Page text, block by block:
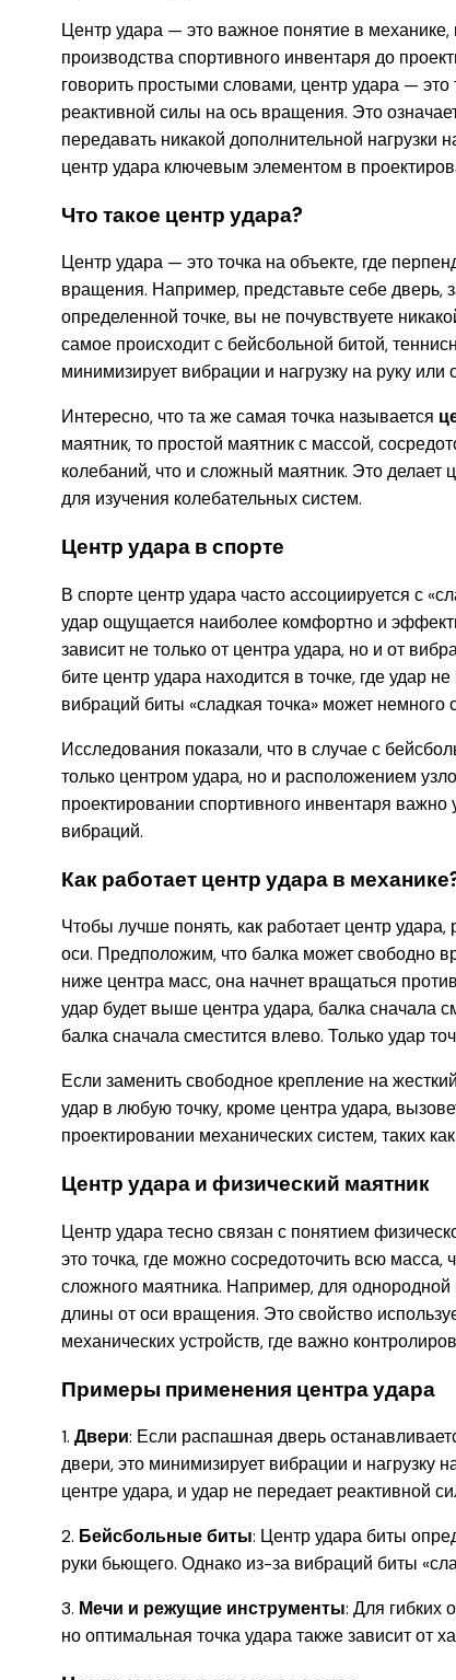
Центр удара — это важное понятие в
производства спортивного инвентаря до
говорить простыми словами, центр удара —
реактивной силы на ось вращения. Это
передавать никакой дополнительной нагрузки
центр удара ключевым элементом в
Что такое центр удара?
Центр удара — это точка на объекте, где
вращения. Например, представьте себе дверь,
определенной точке, вы не почувствуете
самое происходит с бейсбольной битой,
минимизирует вибрации и нагрузку на руку или
Интересно, что та же самая точка называется
маятник, то простой маятник с массой,
колебаний, что и сложный маятник. Это
для изучения колебательных систем.
Центр удара в спорте
В спорте центр удара часто ассоциируется с
удар ощущается наиболее комфортно и
зависит не только от центра удара, но и от
бите центр удара находится в точке, где удар
вибраций биты «сладкая точка» может немного
Исследования показали, что в случае с
только центром удара, но и расположением
проектировании спортивного инвентаря важно
вибраций.
Как работает центр удара в
Чтобы лучше понять, как работает центр
оси. Предположим, что балка может свободно
ниже центра масс, она начнет вращаться
удар будет выше центра удара, балка сначала
балка сначала сместится влево. Только удар
Если заменить свободное крепление на
удар в любую точку, кроме центра удара,
проектировании механических систем, таких
Центр удара и физический маятник
Центр удара тесно связан с понятием
это точка, где можно сосредоточить всю
сложного маятника. Например, для
длины от оси вращения. Это свойство
механических устройств, где важно
Примеры применения центра удара
1. Двери: Если распашная дверь
двери, это минимизирует вибрации и нагрузку
центре удара, и удар не передает реактивной
2. Бейсбольные биты: Центр удара биты
руки бьющего. Однако из-за вибраций биты
3. Мечи и режущие инструменты: Для гибких
но оптимальная точка удара также зависит от